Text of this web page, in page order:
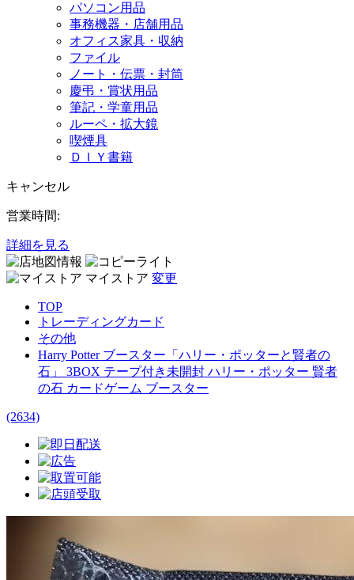
パソコン用品
事務機器・店舗用品
オフィス家具・収納
ファイル
ノート・伝票・封筒
慶弔・賞状用品
筆記・学童用品
ルーペ・拡大鏡
喫煙具
ＤＩＹ書籍
キャンセル
営業時間:
詳細を見る
マイストア 変更
TOP
トレーディングカード
その他
Harry Potter ブースター「ハリー・ポッターと賢者の
石」 3BOX テープ付き未開封 ハリー・ポッター 賢者
の石 カードゲーム ブースター
(2634)